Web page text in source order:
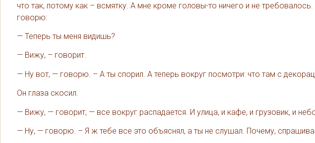
что так, потому как – всмятку. А мне кроме головы-то ничего и не
говорю:
— Теперь ты меня видишь?
— Вижу, – говорит.
— Ну вот, — говорю. – А ты спорил. А теперь вокруг посмотри: что там с
Он глаза скосил.
— Вижу, — говорит, — все вокруг распадается. И улица, и кафе, и грузовик, и
— Ну, — говорю. – Я ж тебе все это объяснял, а ты не слушал. Почему,